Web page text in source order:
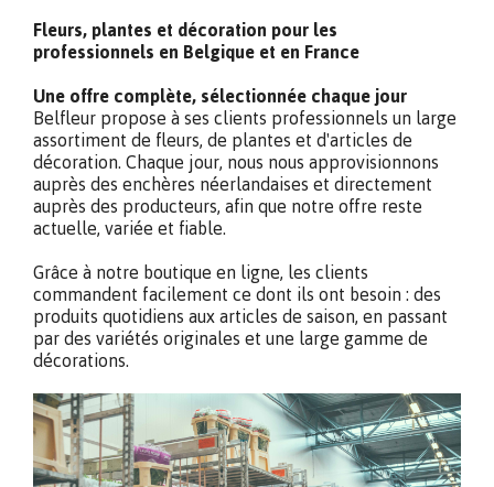
Fleurs, plantes et décoration pour les
professionnels en Belgique et en France
Une offre complète, sélectionnée chaque jour
Belfleur propose à ses clients professionnels un large
assortiment de fleurs, de plantes et d'articles de
décoration. Chaque jour, nous nous approvisionnons
auprès des enchères néerlandaises et directement
auprès des producteurs, afin que notre offre reste
actuelle, variée et fiable.
Grâce à notre boutique en ligne, les clients
commandent facilement ce dont ils ont besoin : des
produits quotidiens aux articles de saison, en passant
par des variétés originales et une large gamme de
décorations.